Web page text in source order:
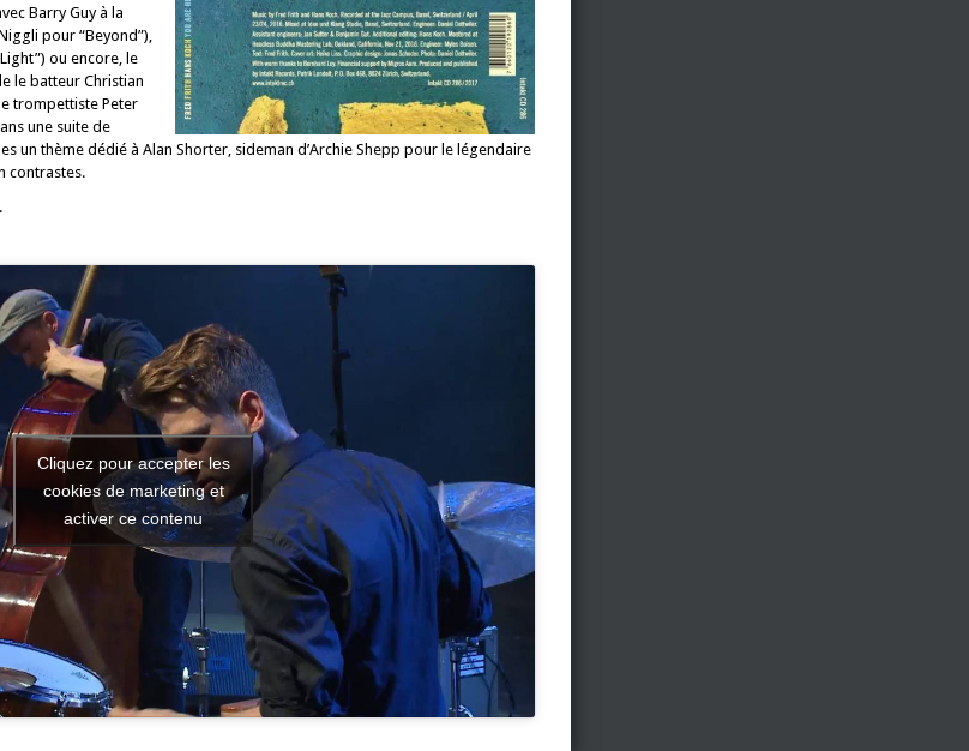
Barry Guy à la
pour “Beyond”),
ou encore, le
le batteur Christian
trompettiste Peter
une suite de
un thème dédié à Alan Shorter, sideman d’Archie Shepp pour le légendaire
contrastes.
Cliquez pour accepter les
cookies de marketing et
activer ce contenu